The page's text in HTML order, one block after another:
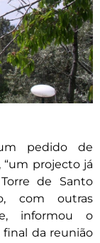
pedido de
projecto já
de Santo
com outras
informou o
final da reunião